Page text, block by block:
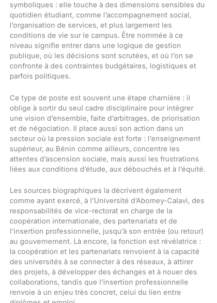
symboliques : elle touche à des dimensions sensibles du
quotidien étudiant, comme l’accompagnement social,
l’organisation de services, et plus largement les
conditions de vie sur le campus. Être nommée à ce
niveau signifie entrer dans une logique de gestion
publique, où les décisions sont scrutées, et où l’on se
confronte à des contraintes budgétaires, logistiques et
parfois politiques.
Ce type de poste est souvent une étape charnière : il
oblige à sortir du seul cadre disciplinaire pour intégrer
une vision d’ensemble, faite d’arbitrages, de priorisation
et de négociation. Il place aussi son action dans un
secteur où la pression sociale est forte : l’enseignement
supérieur, au Bénin comme ailleurs, concentre les
attentes d’ascension sociale, mais aussi les frustrations
liées aux conditions d’étude, aux débouchés et à l’équité.
Les sources biographiques la décrivent également
comme ayant exercé, à l’Université d’Abomey-Calavi, des
responsabilités de vice-rectorat en charge de la
coopération internationale, des partenariats et de
l’insertion professionnelle, jusqu’à son entrée (ou retour)
au gouvernement. Là encore, la fonction est révélatrice :
la coopération et les partenariats renvoient à la capacité
des universités à se connecter à des réseaux, à attirer
des projets, à développer des échanges et à nouer des
collaborations, tandis que l’insertion professionnelle
renvoie à un enjeu très concret, celui du lien entre